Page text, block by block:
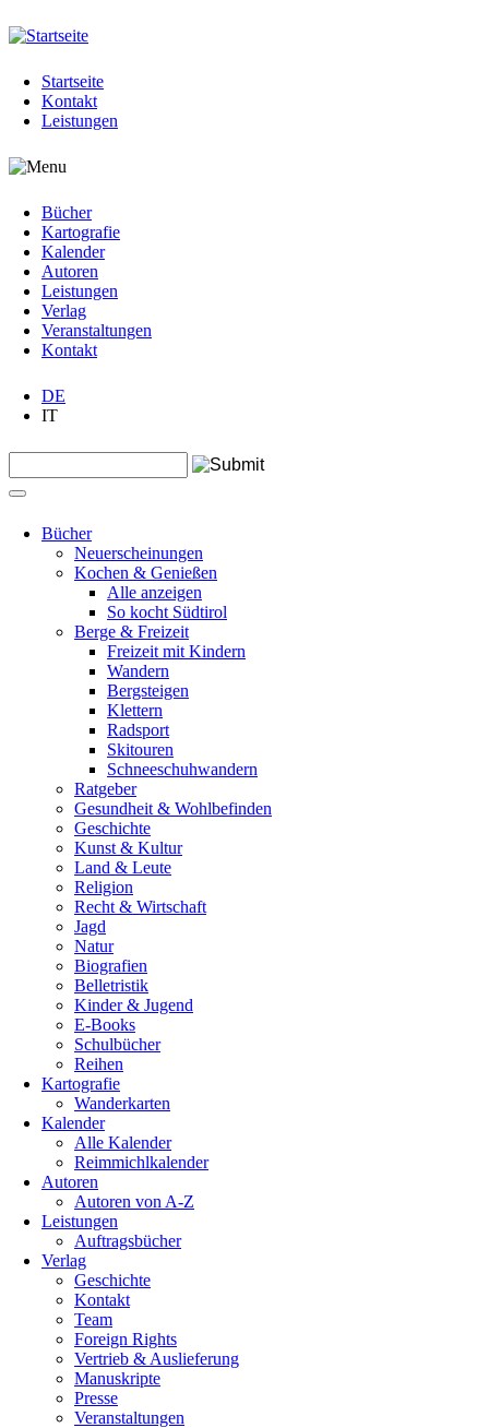
Jump to navigation
Startseite
Kontakt
Leistungen
Bücher
Kartografie
Kalender
Autoren
Leistungen
Verlag
Veranstaltungen
Kontakt
DE
IT
Suchformular
Bücher
Neuerscheinungen
Kochen & Genießen
Alle anzeigen
So kocht Südtirol
Berge & Freizeit
Freizeit mit Kindern
Wandern
Bergsteigen
Klettern
Radsport
Skitouren
Schneeschuhwandern
Ratgeber
Gesundheit & Wohlbefinden
Geschichte
Kunst & Kultur
Land & Leute
Religion
Recht & Wirtschaft
Jagd
Natur
Biografien
Belletristik
Kinder & Jugend
E-Books
Schulbücher
Reihen
Kartografie
Wanderkarten
Kalender
Alle Kalender
Reimmichlkalender
Autoren
Autoren von A-Z
Leistungen
Auftragsbücher
Verlag
Geschichte
Kontakt
Team
Foreign Rights
Vertrieb & Auslieferung
Manuskripte
Presse
Veranstaltungen